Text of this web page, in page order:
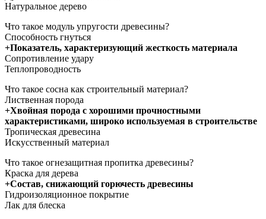
Натуральное дерево
Что такое модуль упругости древесины?
Способность гнуться
+Показатель, характеризующий жесткость материала
Сопротивление удару
Теплопроводность
Что такое сосна как строительный материал?
Лиственная порода
+Хвойная порода с хорошими прочностными
характеристиками, широко используемая в строительстве
Тропическая древесина
Искусственный материал
Что такое огнезащитная пропитка древесины?
Краска для дерева
+Состав, снижающий горючесть древесины
Гидроизоляционное покрытие
Лак для блеска